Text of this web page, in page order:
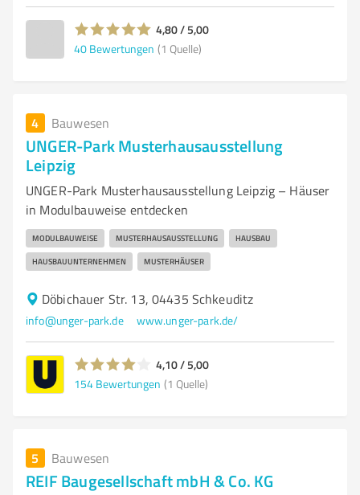
4,80 / 5,00
40 Bewertungen (1 Quelle)
4 Bauwesen
UNGER-Park Musterhausausstellung
Leipzig
UNGER-Park Musterhausausstellung Leipzig – Häuser
in Modulbauweise entdecken
MODULBAUWEISE MUSTERHAUSAUSSTELLUNG HAUSBAU
HAUSBAUUNTERNEHMEN MUSTERHÄUSER
Döbichauer Str. 13, 04435 Schkeuditz
info@unger-park.de www.unger-park.de/
4,10 / 5,00
154 Bewertungen (1 Quelle)
5 Bauwesen
REIF Baugesellschaft mbH & Co. KG